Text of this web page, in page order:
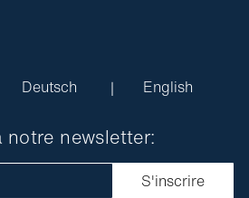
Deutsch English
notre newsletter:
S'inscrire